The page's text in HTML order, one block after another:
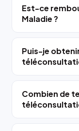
Est-ce
Maladie ?
Puis-je
Combien de